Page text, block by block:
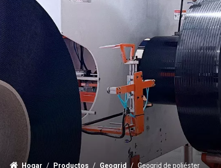
Hogar / Productos / Geogrid / Geogrid de poliéster